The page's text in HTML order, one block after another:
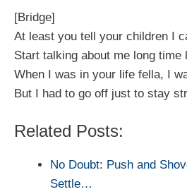
[Bridge]
At least you tell your children I
Start talking about me long time
When I was in your life fella, I
But I had to go off just to stay
Related Posts:
No Doubt: Push and
Settle…